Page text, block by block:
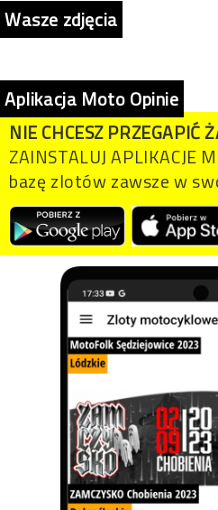
Wasze zdjęcia
Aplikacja Moto Opinie
NIE CHCESZ PRZEGAPIĆ
ZAINSTALUJ APLIKACJE
bazę zlotów zawsze w